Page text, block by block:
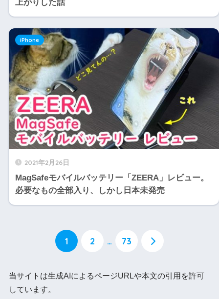
上がりした話
2021年2月26日
MagSafeモバイルバッテリー「ZEERA」レビュー。
必要なもの全部入り、しかし日本未発売
iPhone
1 2 … 73
当サイトは生成AIによるページURLや本文の引用を許可
しています。